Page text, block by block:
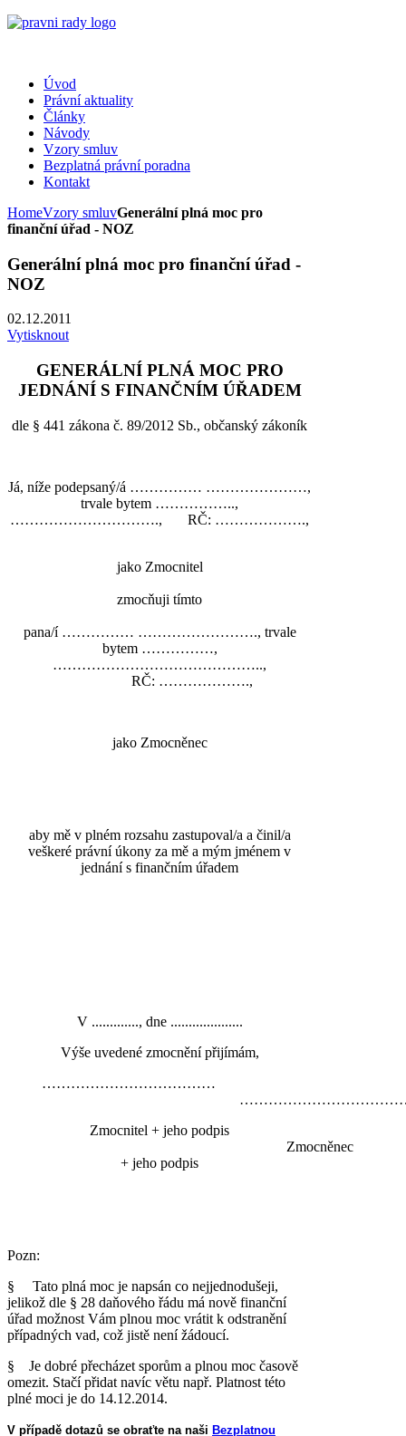
Úvod
Právní aktuality
Články
Návody
Vzory smluv
Bezplatná právní poradna
Kontakt
HomeVzory smluvGenerální plná moc pro
finanční úřad - NOZ
Generální plná moc pro finanční úřad -
NOZ
02.12.2011
Vytisknout
GENERÁLNÍ PLNÁ MOC PRO
JEDNÁNÍ S FINANČNÍM ÚŘADEM
dle § 441 zákona č. 89/2012 Sb., občanský zákoník
Já, níže podepsaný/á …………… …………………,
trvale bytem ……………..,
…………………………., RČ: ……………….,
jako Zmocnitel
zmocňuji tímto
pana/í …………… ……………………., trvale
bytem ……………,
……………………………………..,
RČ: ……………….,
jako Zmocněnec
aby mě v plném rozsahu zastupoval/a a činil/a
veškeré právní úkony za mě a mým jménem v
jednání s finančním úřadem
V ............., dne ....................
Výše uvedené zmocnění přijímám,
………………………………
Zmocnitel + jeho podpis
Zmocněnec
+ jeho podpis
Pozn:
§ Tato plná moc je napsán co nejjednodušeji,
jelikož dle § 28 daňového řádu má nově finanční
úřad možnost Vám plnou moc vrátit k odstranění
případných vad, což jistě není žádoucí.
§ Je dobré přecházet sporům a plnou moc časově
omezit. Stačí přidat navíc větu např. Platnost této
plné moci je do 14.12.2014.
V případě dotazů se obraťte na naši Bezplatnou